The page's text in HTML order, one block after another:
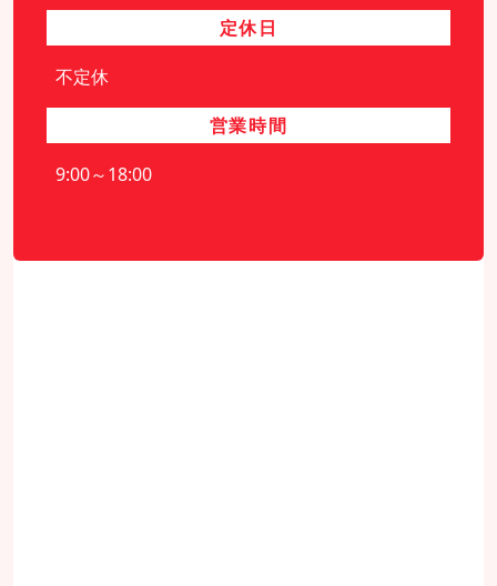
定休日
不定休
営業時間
9:00～18:00